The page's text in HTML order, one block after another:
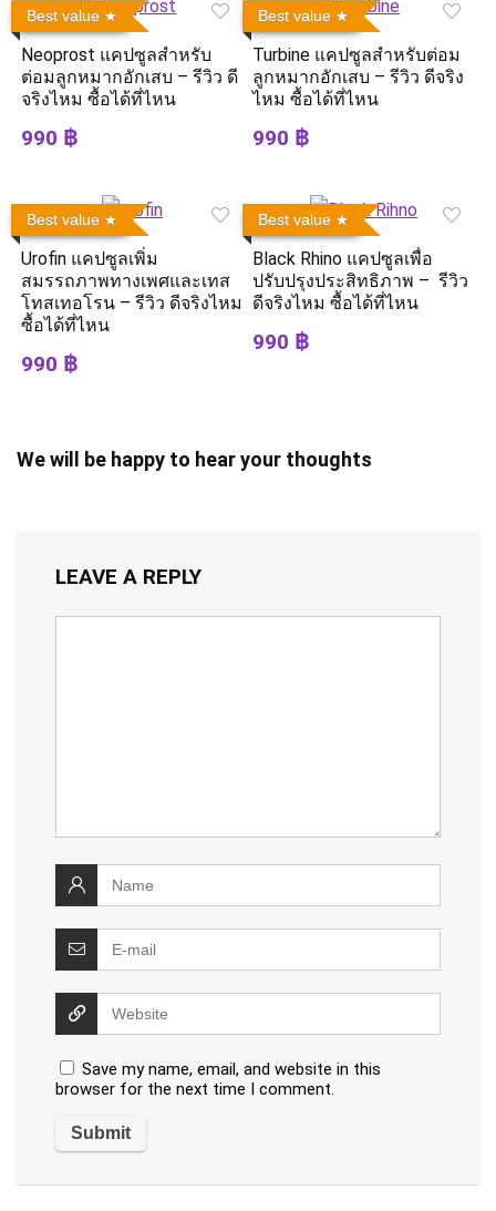
Best value
Neoprost แคปซูลสำหรับ
ต่อมลูกหมากอักเสบ – รีวิว ดี
จริงไหม ซื้อได้ที่ไหน
990 ฿
Best value
Turbine แคปซูลสำหรับต่อม
ลูกหมากอักเสบ – รีวิว ดีจริง
ไหม ซื้อได้ที่ไหน
990 ฿
Best value
Urofin แคปซูลเพิ่ม
สมรรถภาพทางเพศและเทส
โทสเทอโรน – รีวิว ดีจริงไหม
ซื้อได้ที่ไหน
990 ฿
Best value
Black Rhino แคปซูลเพื่อ
ปรับปรุงประสิทธิภาพ – รีวิว
ดีจริงไหม ซื้อได้ที่ไหน
990 ฿
We will be happy to hear your thoughts
LEAVE A REPLY
Save my name, email, and website in this
browser for the next time I comment.